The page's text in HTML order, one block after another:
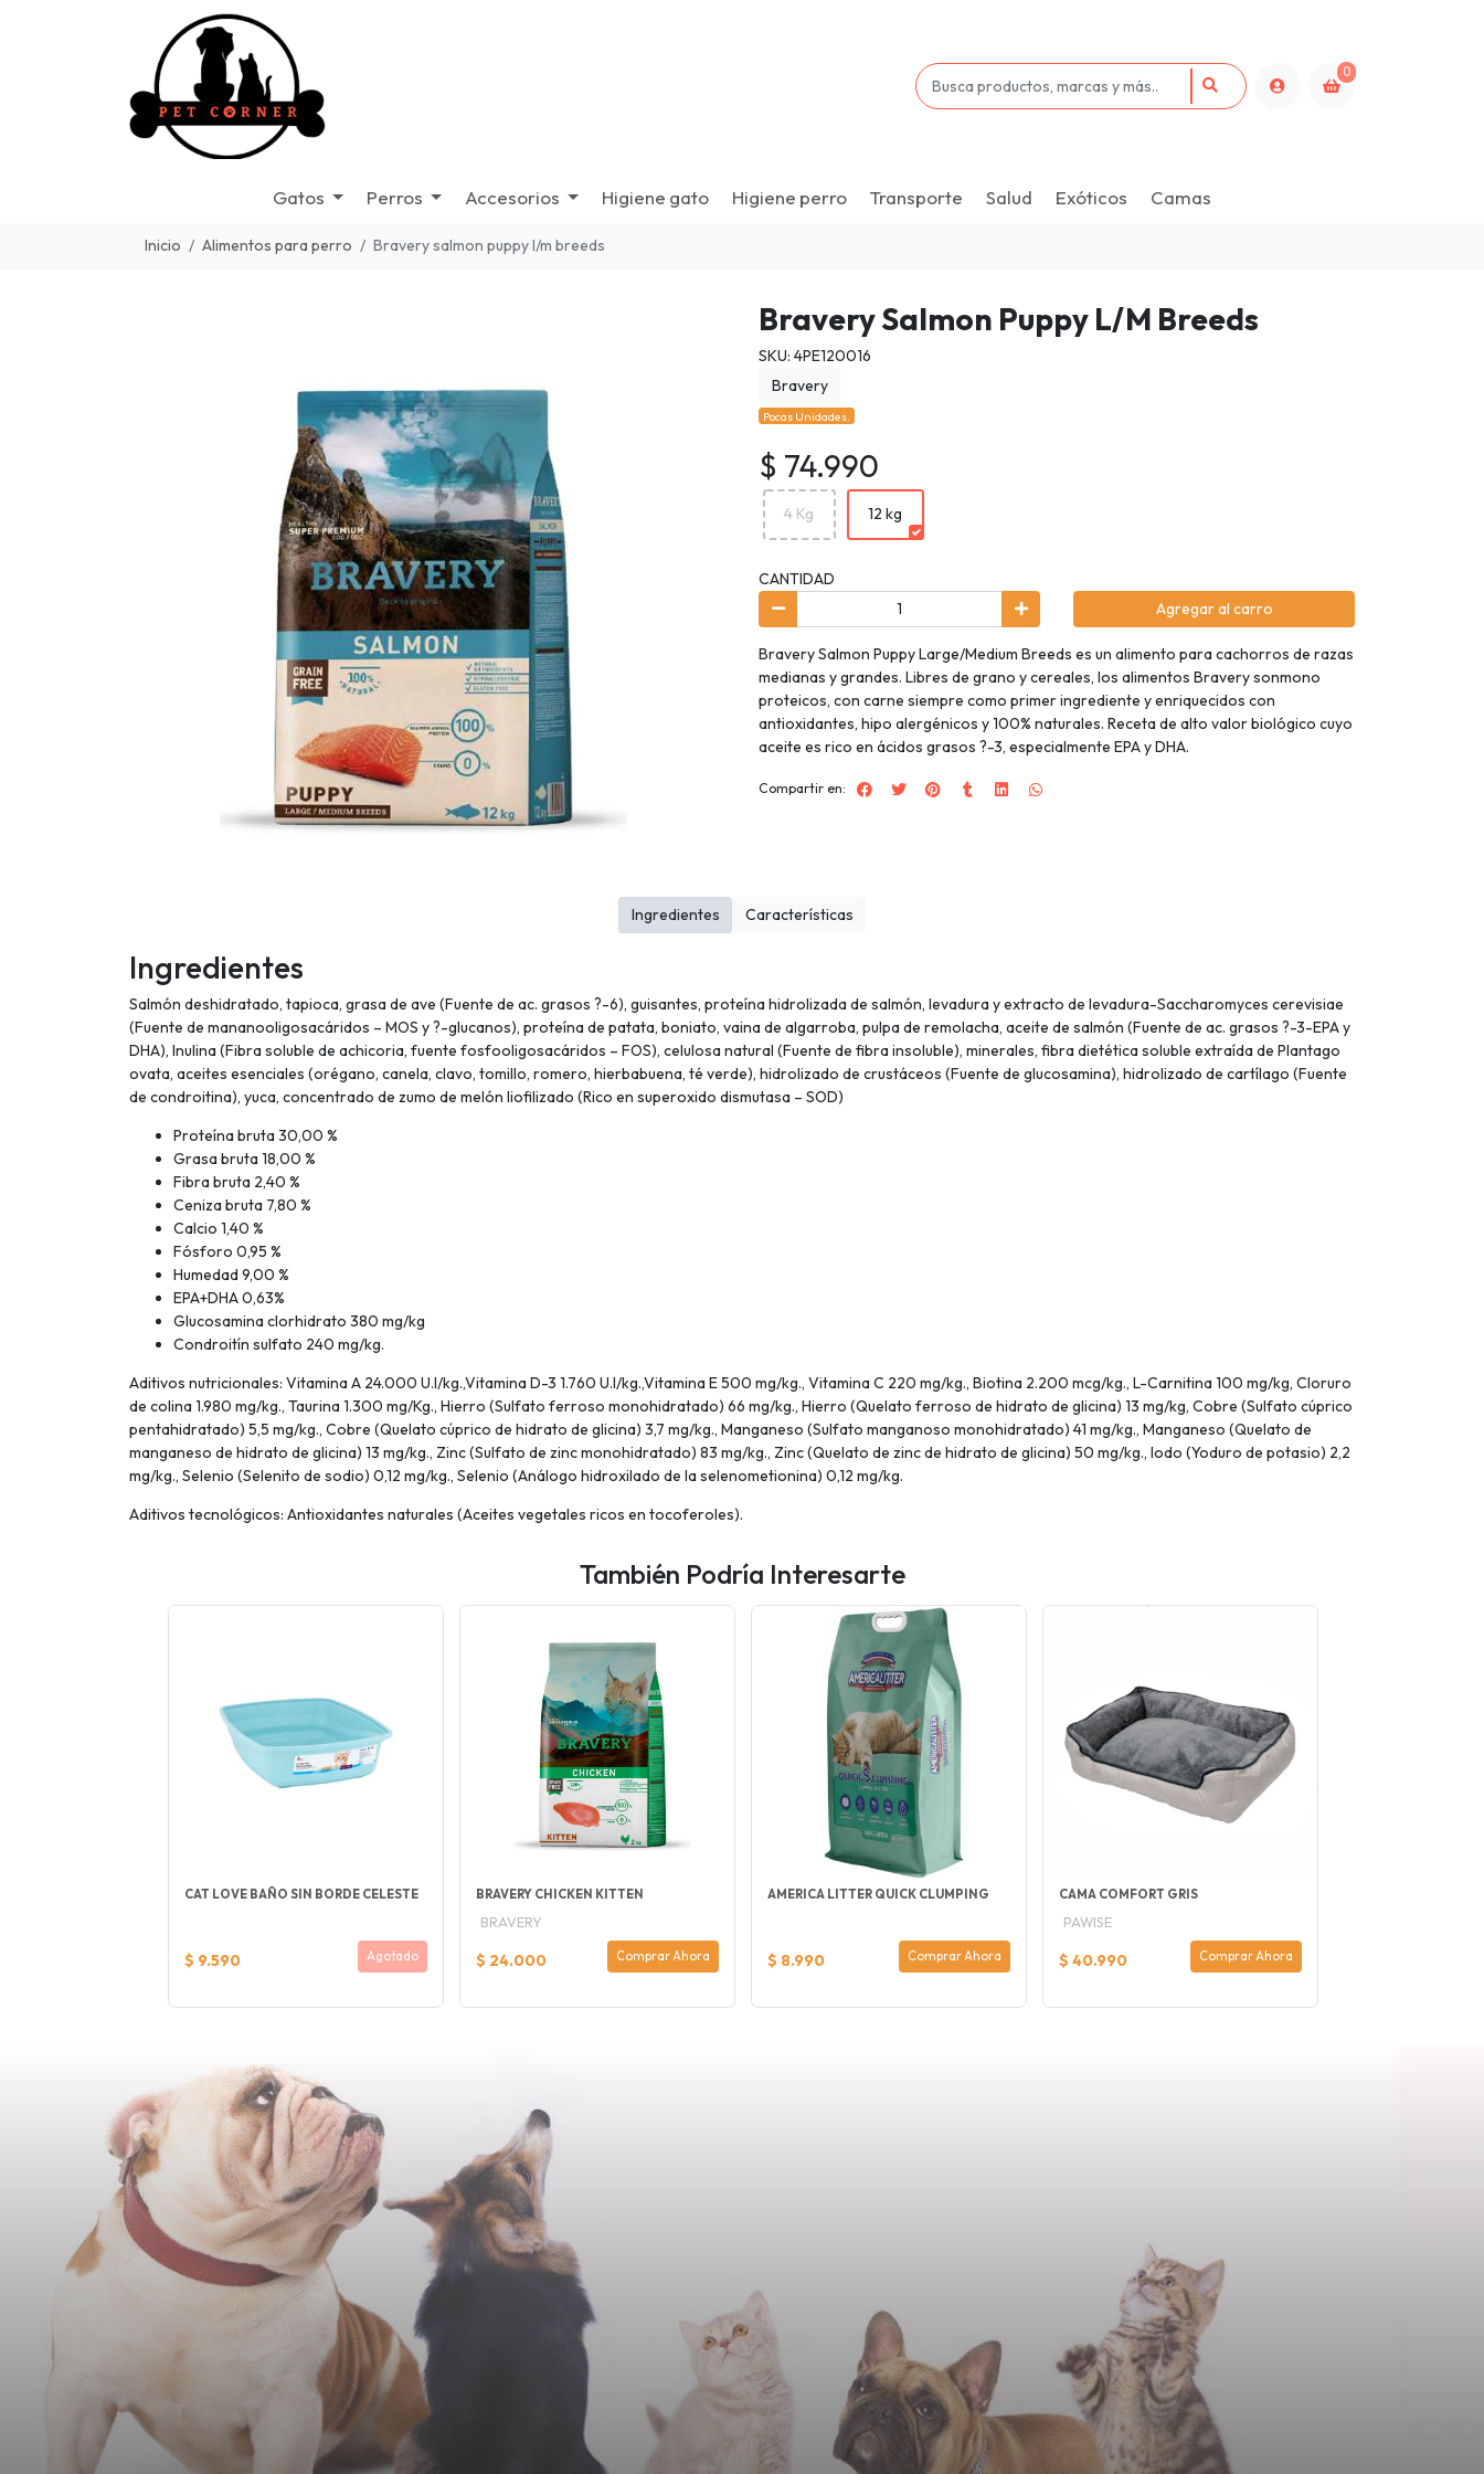
0
Gatos Perros Accesorios Higiene gato Higiene perro Transporte Salud Exóticos Camas
Inicio Alimentos para perro Bravery salmon puppy l/m breeds
Bravery Salmon Puppy L/M Breeds
SKU: 4PE120016
Bravery
Pocas Unidades.
$ 74.990
4 Kg 12 kg
CANTIDAD
Agregar al carro
Bravery Salmon Puppy Large/Medium Breeds es un alimento para cachorros de razas
medianas y grandes. Libres de grano y cereales, los alimentos Bravery sonmono
proteicos, con carne siempre como primer ingrediente y enriquecidos con
antioxidantes, hipo alergénicos y 100% naturales. Receta de alto valor biológico cuyo
aceite es rico en ácidos grasos ?-3, especialmente EPA y DHA.
Compartir en:
Ingredientes
Salmón deshidratado, tapioca, grasa de ave (Fuente de ac. grasos ?-6), guisantes, proteína hidrolizada de salmón, levadura y extracto de levadura-Saccharomyces cerevisiae
(Fuente de mananooligosacáridos – MOS y ?-glucanos), proteína de patata, boniato, vaina de algarroba, pulpa de remolacha, aceite de salmón (Fuente de ac. grasos ?-3-EPA y
DHA), Inulina (Fibra soluble de achicoria, fuente fosfooligosacáridos – FOS), celulosa natural (Fuente de fibra insoluble), minerales, fibra dietética soluble extraída de Plantago
ovata, aceites esenciales (orégano, canela, clavo, tomillo, romero, hierbabuena, té verde), hidrolizado de crustáceos (Fuente de glucosamina), hidrolizado de cartílago (Fuente
de condroitina), yuca, concentrado de zumo de melón liofilizado (Rico en superoxido dismutasa – SOD)
Proteína bruta 30,00 %
Grasa bruta 18,00 %
Fibra bruta 2,40 %
Ceniza bruta 7,80 %
Calcio 1,40 %
Fósforo 0,95 %
Humedad 9,00 %
EPA+DHA 0,63%
Glucosamina clorhidrato 380 mg/kg
Condroitín sulfato 240 mg/kg.
Aditivos nutricionales: Vitamina A 24.000 U.I/kg.,Vitamina D-3 1.760 U.I/kg.,Vitamina E 500 mg/kg., Vitamina C 220 mg/kg., Biotina 2.200 mcg/kg., L-Carnitina 100 mg/kg, Cloruro
de colina 1.980 mg/kg., Taurina 1.300 mg/Kg., Hierro (Sulfato ferroso monohidratado) 66 mg/kg., Hierro (Quelato ferroso de hidrato de glicina) 13 mg/kg, Cobre (Sulfato cúprico
pentahidratado) 5,5 mg/kg., Cobre (Quelato cúprico de hidrato de glicina) 3,7 mg/kg., Manganeso (Sulfato manganoso monohidratado) 41 mg/kg., Manganeso (Quelato de
manganeso de hidrato de glicina) 13 mg/kg., Zinc (Sulfato de zinc monohidratado) 83 mg/kg., Zinc (Quelato de zinc de hidrato de glicina) 50 mg/kg., Iodo (Yoduro de potasio) 2,2
mg/kg., Selenio (Selenito de sodio) 0,12 mg/kg., Selenio (Análogo hidroxilado de la selenometionina) 0,12 mg/kg.
Aditivos tecnológicos: Antioxidantes naturales (Aceites vegetales ricos en tocoferoles).
Ingredientes Características
También Podría Interesarte
CAT LOVE BAÑO SIN BORDE CELESTE
$ 9.590 Agotado
BRAVERY CHICKEN KITTEN
BRAVERY
$ 24.000 Comprar Ahora
AMERICA LITTER QUICK CLUMPING
$ 8.990 Comprar Ahora
CAMA COMFORT GRIS
PAWISE
$ 40.990 Comprar Ahora